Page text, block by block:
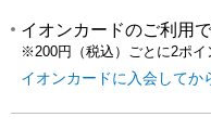
イオンカードのご利用
※200円（税込）ごとに2ポイ
イオンカードに入会してか